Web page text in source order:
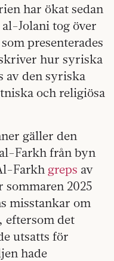
har ökat sedan
Jolani tog över
presenterades
hur syriska
av den syriska
och religiösa
gäller den
Farkh från byn
Farkh greps av
2025
misstankar om
eftersom det
utsatts för
hade